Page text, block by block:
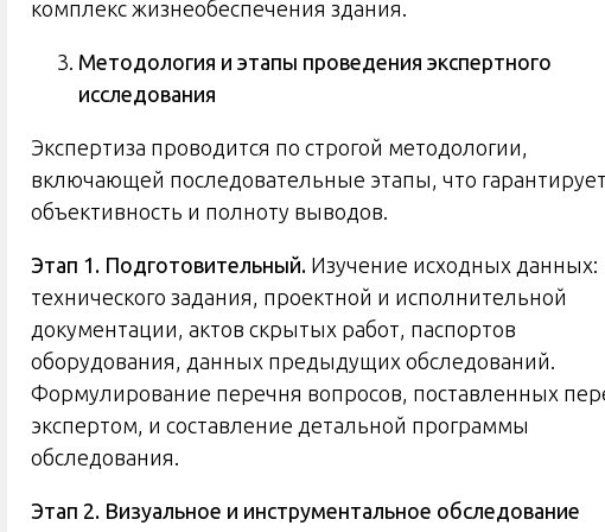
комплекс жизнеобеспечения здания.
Методология и этапы проведения экспертного
исследования
Экспертиза проводится по строгой методологии,
включающей последовательные этапы, что
объективность и полноту выводов.
Этап 1. Подготовительный. Изучение исходных данных:
технического задания, проектной и исполнительной
документации, актов скрытых работ, паспортов
оборудования, данных предыдущих обследований.
Формулирование перечня вопросов, поставленных
экспертом, и составление детальной программы
обследования.
Этап 2. Визуальное и инструментальное обследование